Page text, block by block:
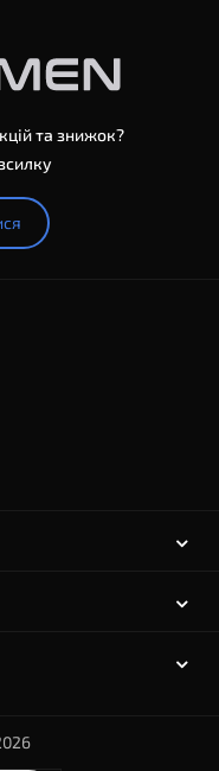
та знижок?